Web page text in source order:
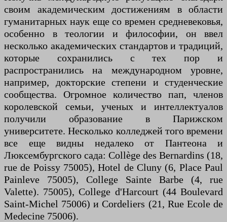
своим академическим достижениям в области
гуманитарных наук еще со времен средневековья,
особенно в теологии и философии, он ввел
несколько академических стандартов и традиций,
которые сохранились с тех пор и
распространились на международном уровне,
например, докторские степени и студенческие
сообщества. Огромное количество пап, членов
королевской семьи, ученых и интеллектуалов
получили образование в Парижском
университете. Несколько колледжей того времени
все еще видны недалеко от Пантеона и
Люксембургского сада: Collège des Bernardins (18,
rue de Poissy 75005), Hotel de Cluny (6, Place Paul
Painleve 75005), College Sainte Barbe (4, rue
Valette). 75005), College d'Harcourt (44 Boulevard
Saint-Michel 75006) и Cordeliers (21, Rue Ecole de
Medecine 75006).